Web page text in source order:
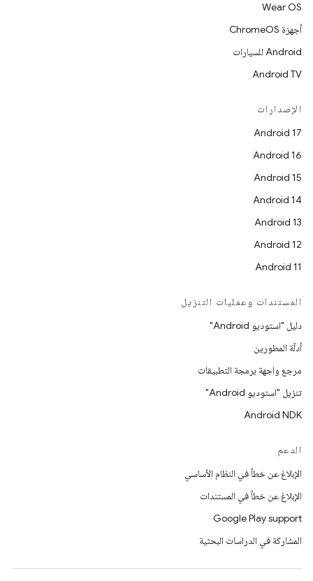
Wear OS
أجهزة ChromeOS
Android للسيارات
Android TV
الإصدارات
Android 17
Android 16
Android 15
Android 14
Android 13
Android 12
Android 11
المستندات وعمليات التنزيل
دليل "استوديو Android"
أدلّة المطورين
مرجع واجهة برمجة التطبيقات
تنزيل "استوديو Android"
Android NDK
الدعم
الإبلاغ عن خطأ في النظام الأساسي
الإبلاغ عن خطأ في المستندات
Google Play support
المشاركة في الدراسات البحثية